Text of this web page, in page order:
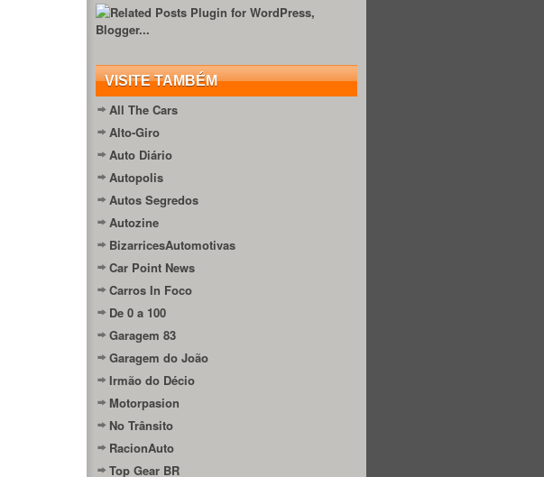
VISITE TAMBÉM
All The Cars
Alto-Giro
Auto Diário
Autopolis
Autos Segredos
Autozine
BizarricesAutomotivas
Car Point News
Carros In Foco
De 0 a 100
Garagem 83
Garagem do João
Irmão do Décio
Motorpasion
No Trânsito
RacionAuto
Top Gear BR